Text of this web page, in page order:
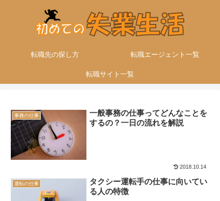
転職先の探し方 転職エージェント一覧
転職サイト一覧
事務の仕事
一般事務の仕事ってどんなことを
するの？一日の流れを解説
2018.10.14
運転の仕事
タクシー運転手の仕事に向いてい
る人の特徴